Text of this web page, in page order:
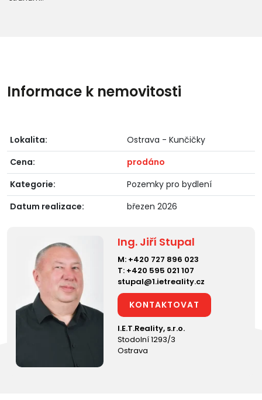
Informace k nemovitosti
Lokalita:
Ostrava - Kunčičky
Cena:
prodáno
Kategorie:
Pozemky pro bydlení
Datum realizace:
březen 2026
Ing. Jiří Stupal
M: +420 727 896 023
T: +420 595 021 107
stupal@1.ietreality.cz
KONTAKTOVAT
I.E.T.Reality, s.r.o.
Stodolní 1293/3
Ostrava